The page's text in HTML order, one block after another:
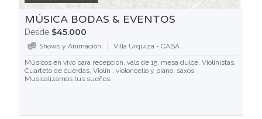
MÚSICA BODAS & EVENTOS
Desde $45.000
Shows y Animación
Villa Urquiza - CABA
Músicos en vivo para recepción, vals de 15, mesa dulce. Violinistas,
Cuarteto de cuerdas, Violín , violoncello y piano, saxos.
Musicalizamos tus sueños.